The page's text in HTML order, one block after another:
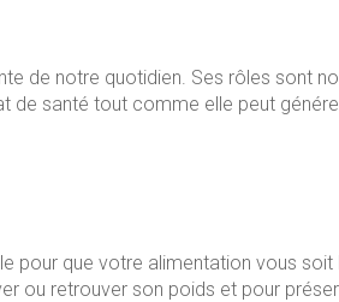
de notre quotidien. Ses rôles sont
santé tout comme elle peut
pour que votre alimentation vous
ou retrouver son poids et pour